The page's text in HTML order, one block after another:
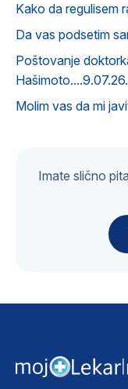
Kako da regulisem
Da vas podsetim
Poštovanje
Molim vas da mi
Imate slično